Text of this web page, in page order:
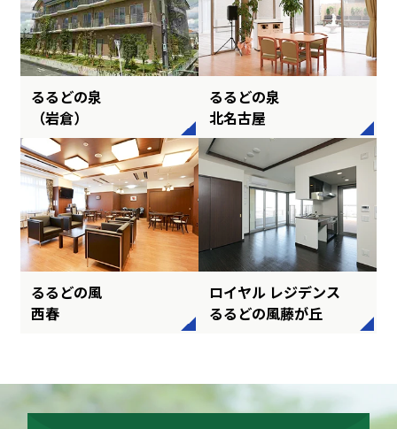
るるどの泉
（岩倉）
るるどの泉
北名古屋
るるどの風
西春
ロイヤル レジデンス
るるどの風藤が丘